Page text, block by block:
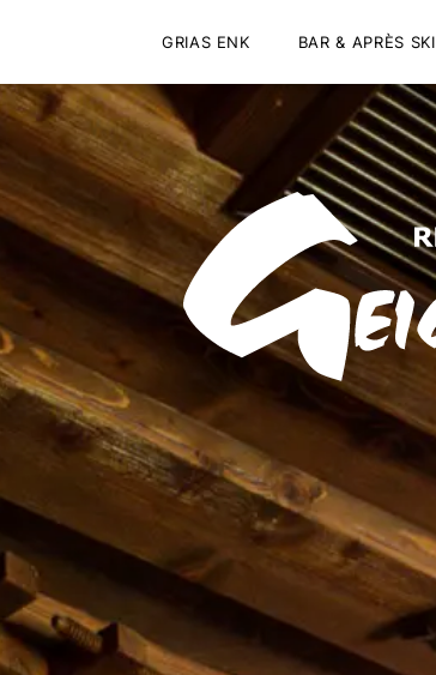
GRIAS ENK BAR & APRÈS SKI